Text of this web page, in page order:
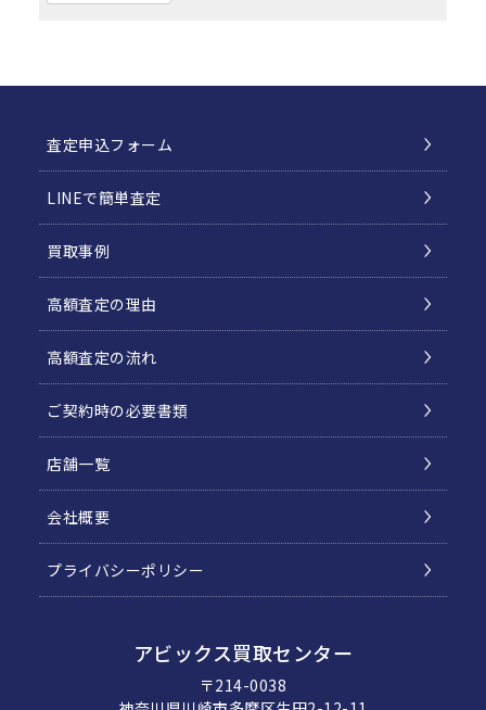
査定申込フォーム
LINEで簡単査定
買取事例
高額査定の理由
高額査定の流れ
ご契約時の必要書類
店舗一覧
会社概要
プライバシーポリシー
アビックス買取センター
〒214-0038